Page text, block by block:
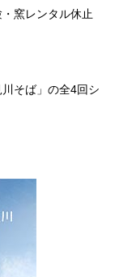
窯レンタル休止
そば」の全4回シ